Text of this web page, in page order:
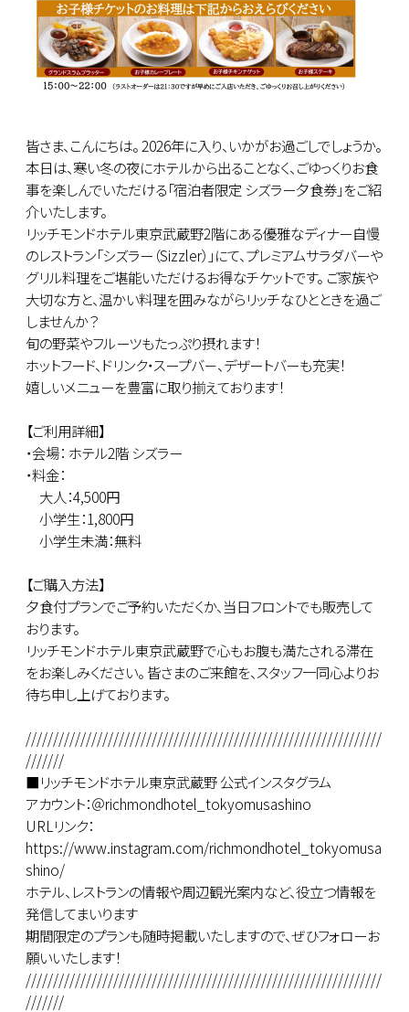
皆さま、こんにちは。 2026年に入り、いかがお過ごしでしょうか。
本日は、寒い冬の夜にホテルから出ることなく、ごゆっくりお食
事を楽しんでいただける「宿泊者限定 シズラー夕食券」をご紹
介いたします。
リッチモンドホテル東京武蔵野2階にある優雅なディナー自慢
のレストラン「シズラー（Sizzler）」にて、プレミアムサラダバーや
グリル料理をご堪能いただけるお得なチケットです。 ご家族や
大切な方と、温かい料理を囲みながらリッチなひとときを過ご
しませんか？
旬の野菜やフルーツもたっぷり摂れます！
ホットフード、ドリンク・スープバ－、デザートバーも充実！
嬉しいメニューを豊富に取り揃えております！
【ご利用詳細】
・会場： ホテル2階 シズラー
・料金：
大人：4,500円
小学生：1,800円
小学生未満：無料
【ご購入方法】
夕食付プランでご予約いただくか、当日フロントでも販売して
おります。
リッチモンドホテル東京武蔵野で心もお腹も満たされる滞在
をお楽しみください。 皆さまのご来館を、スタッフ一同心よりお
待ち申し上げております。
/////////////////////////////////////////////////////////////////
///////
■リッチモンドホテル東京武蔵野 公式インスタグラム
アカウント：＠richmondhotel_tokyomusashino
URLリンク：
https://www.instagram.com/richmondhotel_tokyomusa
shino/
ホテル、レストランの情報や周辺観光案内など、役立つ情報を
発信してまいります
期間限定のプランも随時掲載いたしますので、ぜひフォローお
願いいたします！
/////////////////////////////////////////////////////////////////
///////